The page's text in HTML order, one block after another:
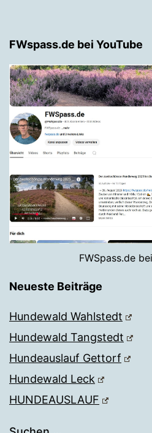
FWspass.de bei YouTube
FWSpass.de
Neueste Beiträge
Hundewald Wahlstedt
Hundewald Tangstedt
Hundeauslauf Gettorf
Hundewald Leck
HUNDEAUSLAUF